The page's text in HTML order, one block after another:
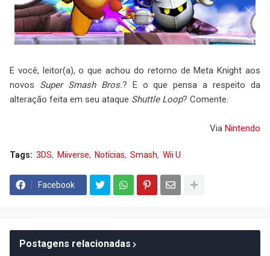
E você, leitor(a), o que achou do retorno de Meta Knight aos
novos Super Smash Bros.? E o que pensa a respeito da
alteração feita em seu ataque Shuttle Loop? Comente.
Via Nintendo
Tags: 3DS Miiverse Notícias Smash Wii U
Facebook
Postagens relacionadas